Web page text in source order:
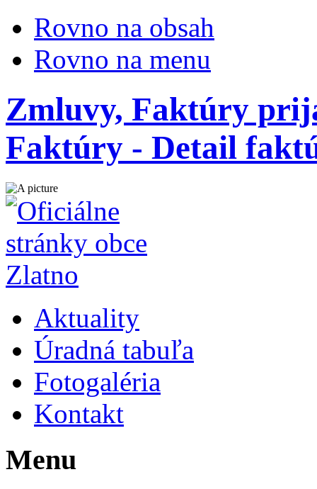
Rovno na obsah
Rovno na menu
Zmluvy, Faktúry
Faktúry - Detail
Aktuality
Úradná tabuľa
Fotogaléria
Kontakt
Menu